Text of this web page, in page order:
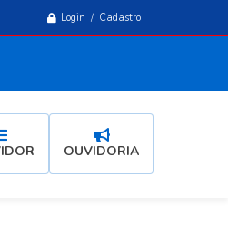
Login / Cadastro
OUVIDORIA